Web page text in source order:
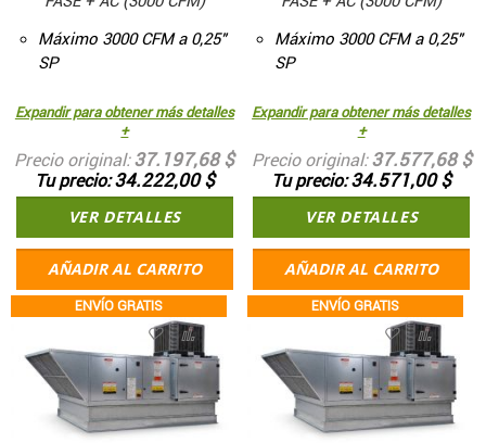
Máximo 3000 CFM a 0,25"
SP
Expandir para obtener más detalles
+
Precio original 37.197,68 $
Tu precio 34.222,00 $
VER DETALLES
AÑADIR AL CARRITO
Máximo 3000 CFM a 0,25"
SP
Expandir para obtener más detalles
+
Precio original 37.577,68 $
Tu precio 34.571,00 $
VER DETALLES
AÑADIR AL CARRITO
ENVÍO GRATIS ENVÍO GRATIS